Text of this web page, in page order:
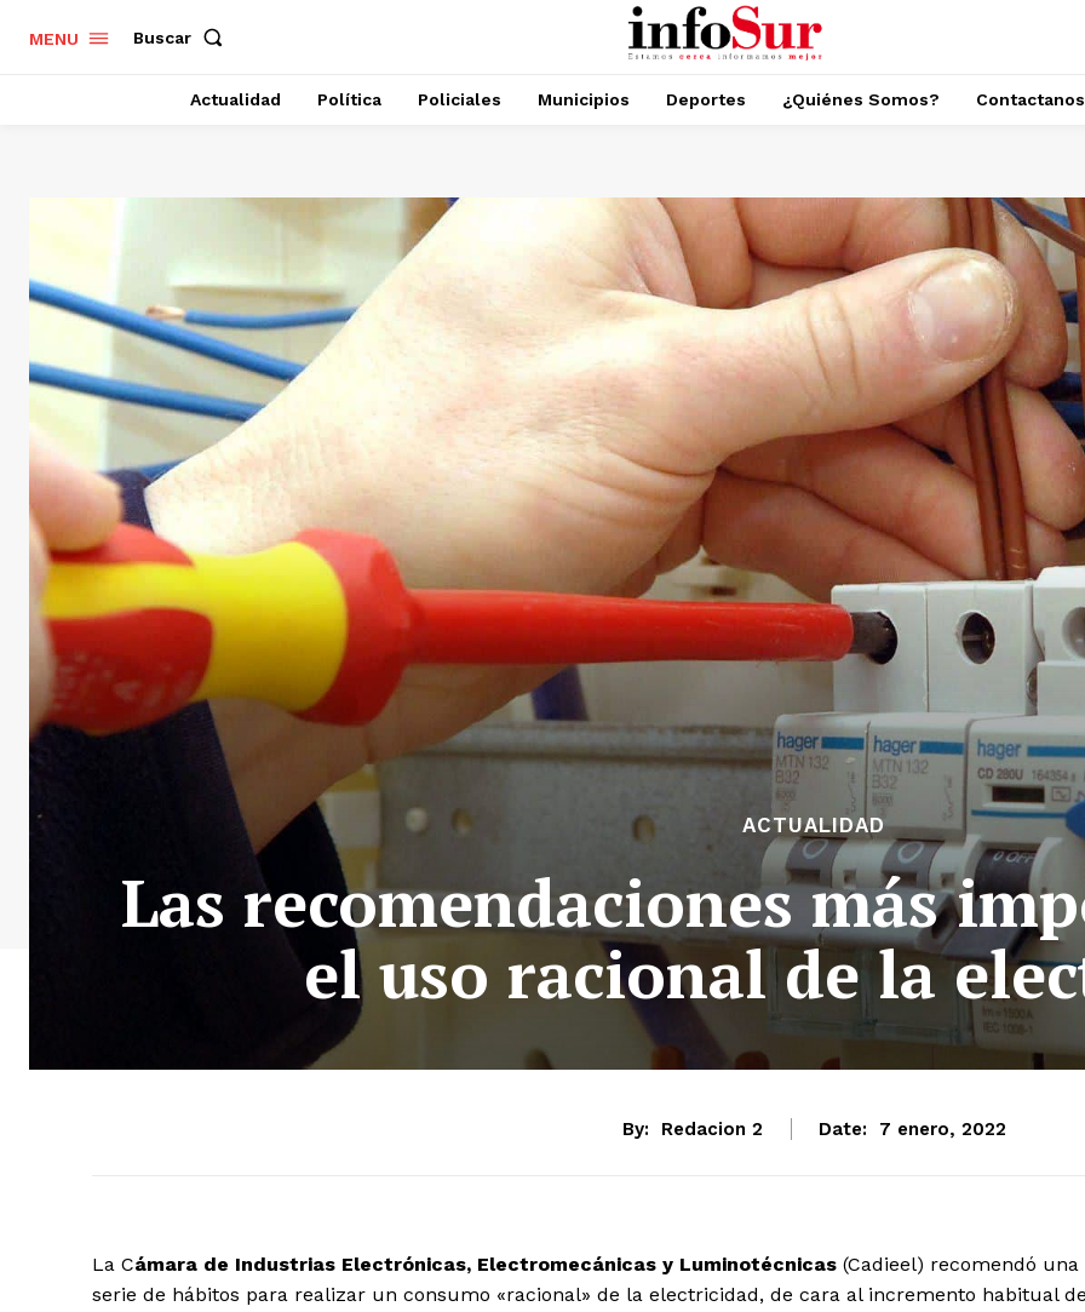
MENU Buscar
Actualidad Política Policiales Municipios Deportes ¿Quiénes Somos? Contactanos
ACTUALIDAD
Las recomendaciones más
el uso racional de la
By: Redacion 2 Date: 7 enero, 2022
La Cámara de Industrias Electrónicas, Electromecánicas y Luminotécnicas (Cadieel) recomendó una
serie de hábitos para realizar un consumo «racional» de la electricidad, de cara al incremento habitual de